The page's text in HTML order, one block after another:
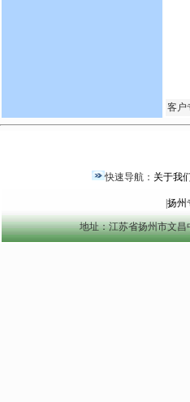
客户
快速导航： 关于我
扬州
地址：江苏省扬州市文昌